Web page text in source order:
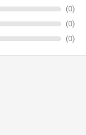
(0)
(0)
(0)